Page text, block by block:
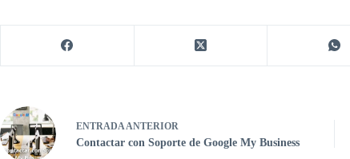
ENTRADAANTERIOR
Contactar con Soporte de Google My Business